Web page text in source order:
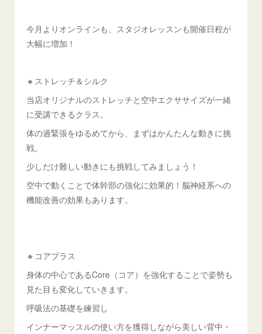
今月よりオンラインも、スタジオレッスンも開催日程が
大幅に増加！
🔸ストレッチ＆シルク
当店オリジナルのストレッチと空中エクササイズが一緒
に受講できるクラス。
体の過緊張をゆるめてから、まずはかんたんな動きに挑
戦。
少しだけ難しい動きにも挑戦してみましょう！
空中で動くことで体幹部の強化に効果的！脳神経系への
機能改善の効果もあります。
🔸コアプラス
身体の中心であるCore（コア）を強化することで姿勢も
見た目も変化していきます。
呼吸法の基礎を練習し
インナーマッスルの使い方を獲得しながら美しい背中・